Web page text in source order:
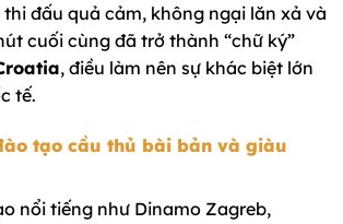
đấu quả cảm, không ngại lăn xả và
cuối cùng đã trở thành “chữ ký”
, điều làm nên sự khác biệt lớn
tế.
tạo cầu thủ bài bản và giàu
nổi tiếng như Dinamo Zagreb,